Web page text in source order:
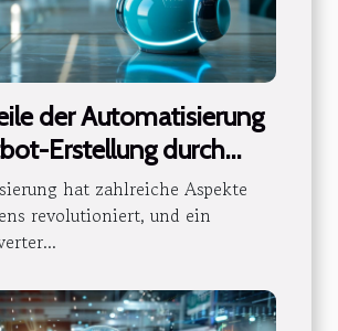
der Automatisierung
Erstellung durch
Intelligenz
hat zahlreiche Aspekte
revolutioniert, und ein